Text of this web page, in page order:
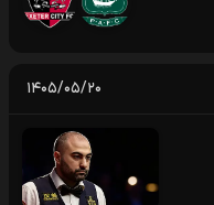
۱۴۰۵/۰۵/۲۰